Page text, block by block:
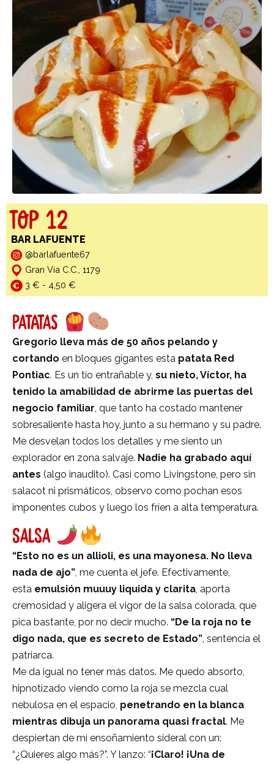
TOP 12
BAR LAFUENTE
@barlafuente67
Gran Via C.C., 1179
3 € - 4,50 €
PATATAS
Gregorio lleva más de 50 años pelando y
cortando en bloques gigantes esta patata Red
Pontiac. Es un tío entrañable y, su nieto, Víctor, ha
tenido la amabilidad de abrirme las puertas del
negocio familiar, que tanto ha costado mantener
sobresaliente hasta hoy, junto a su hermano y su padre.
Me desvelan todos los detalles y me siento un
explorador en zona salvaje. Nadie ha grabado aquí
antes (algo inaudito). Casi como Livingstone, pero sin
salacot ni prismáticos, observo como pochan esos
imponentes cubos y luego los fríen a alta temperatura.
SALSA
“Esto no es un allioli, es una mayonesa. No lleva
nada de ajo” , me cuenta el jefe. Efectivamente,
esta emulsión muuuy liquida y clarita , aporta
cremosidad y aligera el vigor de la salsa colorada, que
pica bastante, por no decir mucho. “De la roja no te
digo nada, que es secreto de Estado” , sentencia el
patriarca.
Me da igual no tener más datos. Me quedo absorto,
hipnotizado viendo como la roja se mezcla cual
nebulosa en el espacio, penetrando en la blanca
mientras dibuja un panorama quasi fractal. Me
despiertan de mi ensoñamiento sideral con un:
“¿Quieres algo más?”. Y lanzo: “¡Claro! ¡Una de